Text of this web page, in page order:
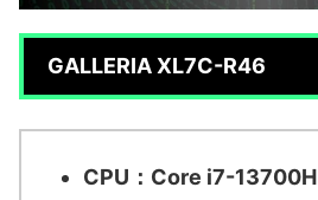
GALLERIA XL7C-R46
CPU：Core i7-13700H